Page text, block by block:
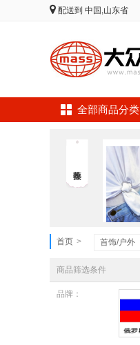
配送到 中国,山东省
全部商品分类
首页 > 首饰/户外
商品筛选条件
品牌：